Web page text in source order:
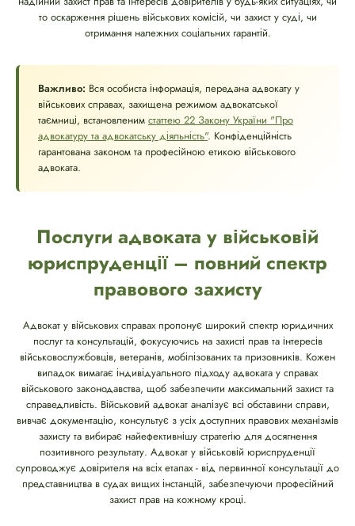
то оскарження рішень військових комісій, чи захист у суді, чи
отримання належних соціальних гарантій.
Важливо: Вся особиста інформація, передана адвокату у
військових справах, захищена режимом адвокатської
таємниці, встановленим статтею 22 Закону України "Про
адвокатуру та адвокатську діяльність". Конфіденційність
гарантована законом та професійною етикою військового
адвоката.
Послуги адвоката у військовій
юриспруденції – повний спектр
правового захисту
Адвокат у військових справах пропонує широкий спектр юридичних
послуг та консультацій, фокусуючись на захисті прав та інтересів
військовослужбовців, ветеранів, мобілізованих та призовників. Кожен
випадок вимагає індивідуального підходу адвоката у справах
військового законодавства, щоб забезпечити максимальний захист та
справедливість. Військовий адвокат аналізує всі обставини справи,
вивчає документацію, консультує з усіх доступних правових механізмів
захисту та вибирає найефективнішу стратегію для досягнення
позитивного результату. Адвокат у військовій юриспруденції
супроводжує довірителя на всіх етапах - від первинної консультації до
представництва в судах вищих інстанцій, забезпечуючи професійний
захист прав на кожному кроці.